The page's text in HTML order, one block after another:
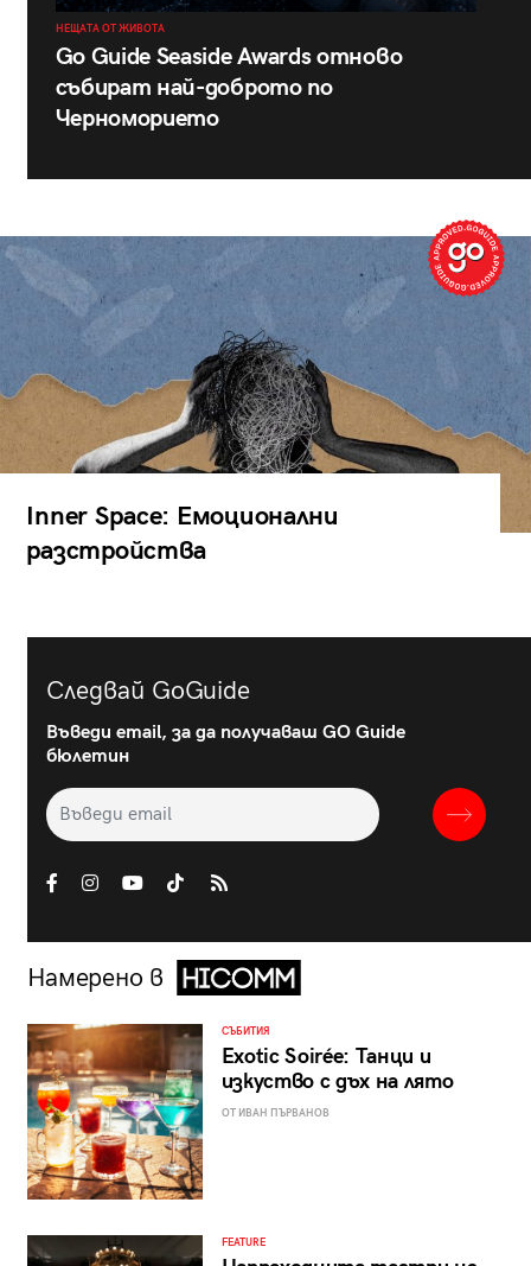
НЕЩАТА ОТ ЖИВОТА
Go Guide Seaside Awards отново
събират най-доброто по
Черноморието
Inner Space: Емоционални
разстройства
Следвай GoGuide
Въведи email, за да получаваш GO Guide
бюлетин
Намерено в
СЪБИТИЯ
Exotic Soirée: Танци и
изкуство с дъх на лято
ОТ ИВАН ПЪРВАНОВ
FEATURE